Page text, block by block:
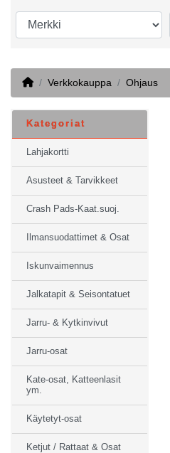
HomeVerkkokauppa Ohjaus
Kategoriat
Lahjakortti
Asusteet & Tarvikkeet
Crash Pads-Kaat.suoj.
Ilmansuodattimet & Osat
Iskunvaimennus
Jalkatapit & Seisontatuet
Jarru- & Kytkinvivut
Jarru-osat
Kate-osat, Katteenlasit
ym.
Käytetyt-osat
Ketjut / Rattaat & Osat